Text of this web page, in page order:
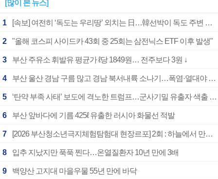
[많이 본 뉴스]
1 [속보] 여전히 ‘독도는 우리땅’ 외치는 日…韓선박이 독도 주변 해양조사 활동하자 반발
2 "올해 코스피 사이드카 43회 중 25회는 삼전닉스 ETF 이후 발생"
3 부산 주유소 휘발유 평균가 ℓ당 1849원… 전주보다 3원 ↓
4 부산 울산 경남 구름 많고 경남 북서내륙 소나기…폭염·열대야 계속
5 ‘탄약 부족 사태’ 보도에 격노한 트럼프…군사기밀 유출자 색출 지시
6 부산 앞바다에 기름 425ℓ 유출한 러시아 화물선 적발
7 [2026 부산청소년극지체험탐험대 현장르포] 2회 : 하늘에서 만난 얼음의 나라
8 입추 지났지만 푹푹 찐다…온열질환자 10년 만에 3배
9 백양산 고지대 마을우물 55년 만에 바닥